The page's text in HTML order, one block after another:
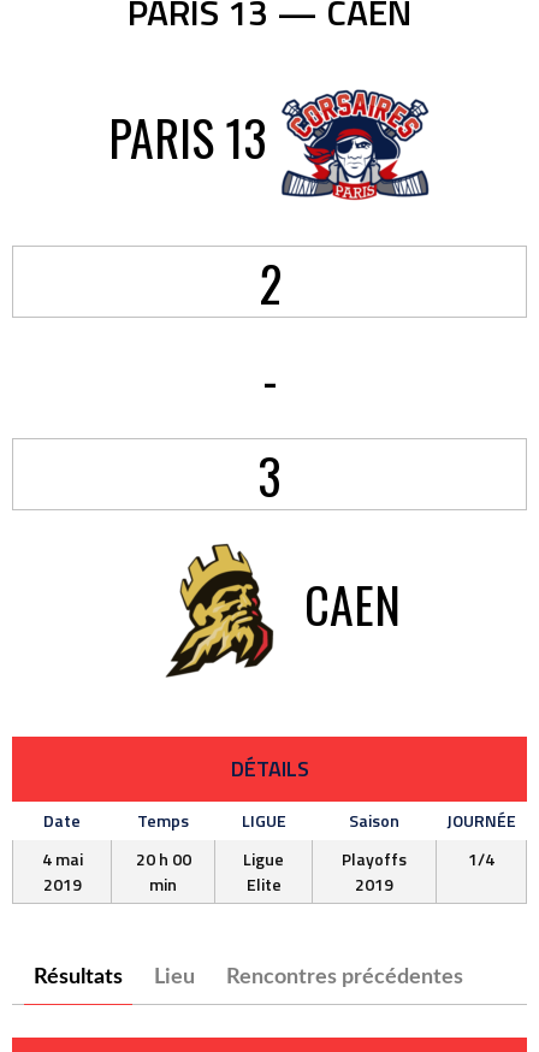
PARIS 13 — CAEN
PARIS 13
2
-
3
CAEN
DÉTAILS
Date Temps LIGUE Saison
JOURNÉE
4 mai
2019
20 h 00
min
Ligue
Elite
Playoffs
2019
1/4
Résultats Lieu Rencontres précédentes